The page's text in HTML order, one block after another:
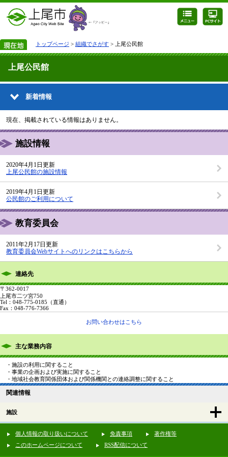
トップページ > 組織でさがす > 上尾公民館
上尾公民館
新着情報
現在、掲載されている情報はありません。
施設情報
2020年4月1日更新
上尾公民館の施設情報
2019年4月1日更新
公民館のご利用について
教育委員会
2011年2月17日更新
教育委員会Webサイトへのリンクはこちらから
連絡先
〒362-0017
上尾市二ツ宮750
Tel：048-775-0185 （直通）
Fax：048-776-7366
お問い合わせはこちら
主な業務内容
・施設の利用に関すること
・事業の企画および実施に関すること
・地域社会教育関係団体および関係機関との連絡調整に関すること
関連情報
施設
個人情報の取り扱いについて 免責事項
著作権等
このホームページについて
RSS配信について